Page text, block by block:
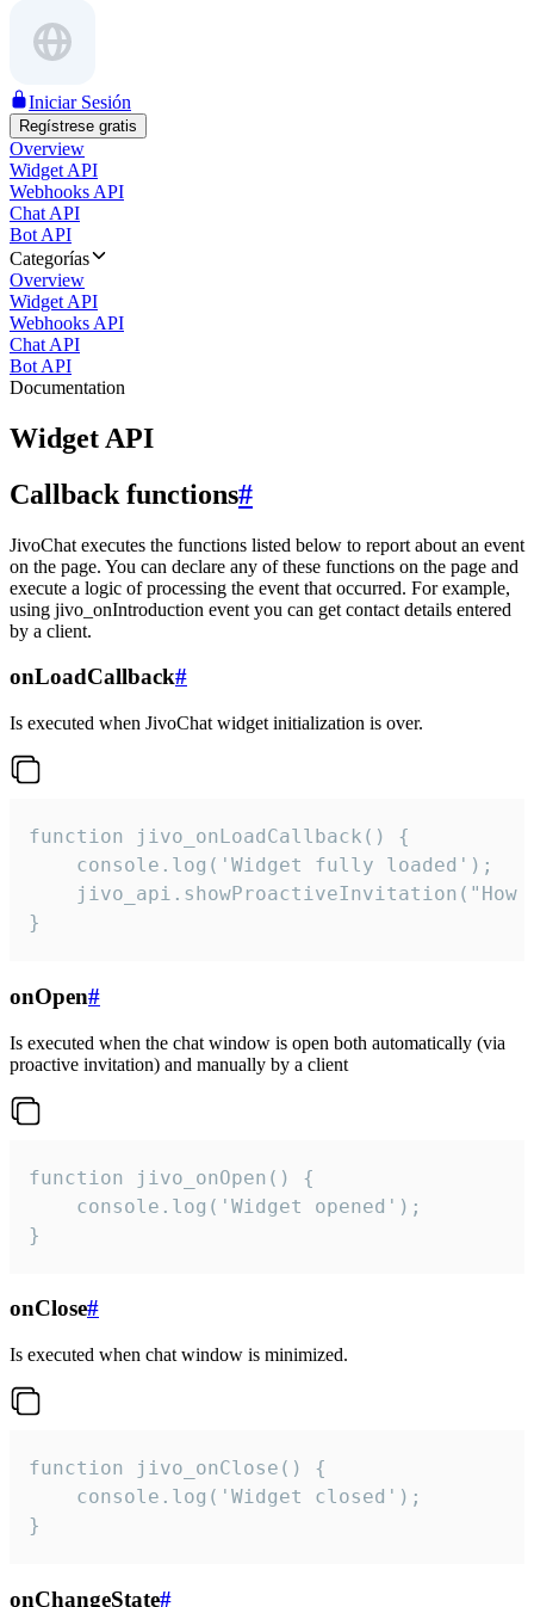
Iniciar Sesión
Regístrese gratis
Overview
Widget API
Webhooks API
Chat API
Bot API
Categorías
Overview
Widget API
Webhooks API
Chat API
Bot API
Documentation
Widget API
Callback functions#
JivoChat executes the functions listed below to report about an event
on the page. You can declare any of these functions on the page and
execute a logic of processing the event that occurred. For example,
using jivo_onIntroduction event you can get contact details entered
by a client.
onLoadCallback#
Is executed when JivoChat widget initialization is over.
function jivo_onLoadCallback() {
    console.log('Widget fully loaded');
jivo_api.showProactiveInvitation("How
}
onOpen#
Is executed when the chat window is open both automatically (via
proactive invitation) and manually by a client
function jivo_onOpen() {
    console.log('Widget opened');
}
onClose#
Is executed when chat window is minimized.
function jivo_onClose() {
    console.log('Widget closed');
}
onChangeState#